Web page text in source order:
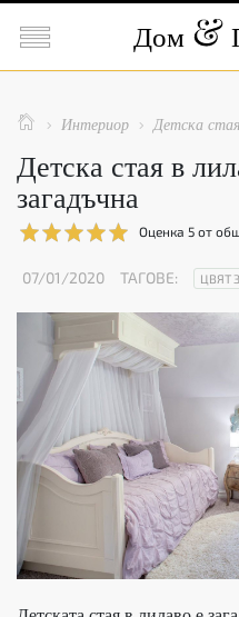
 Дом
  Интериор  Детска стая
Детска стая в
загадъчна
Оценка 5 от
07/01/2020 ТАГОВЕ: ЦВЯТ